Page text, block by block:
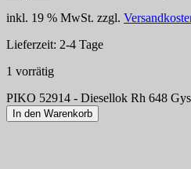
inkl. 19 % MwSt. zzgl.
Lieferzeit: 2-4 Tage
1 vorrätig
PIKO 52914 - Diesellok Rh 648
In den Warenkorb